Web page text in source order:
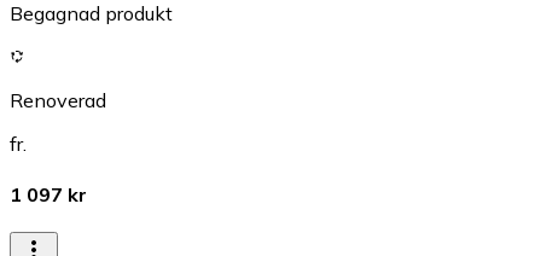
Begagnad produkt
Renoverad
fr.
1 097 kr